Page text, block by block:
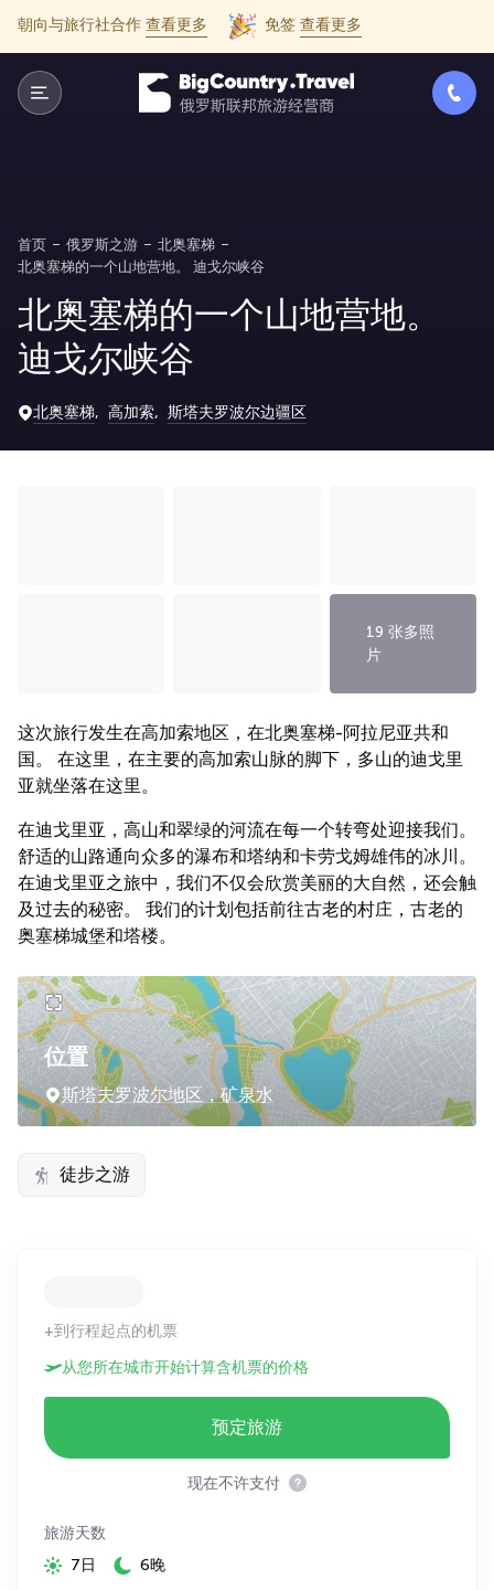
朝向与旅行社合作 查看更多 免签 查看更多
首页 俄罗斯之游
北奥塞梯
北奥塞梯的一个山地营地。 迪戈尔峡谷
北奥塞梯的一个山地营地。
迪戈尔峡谷
北奥塞梯 高加索 斯塔夫罗波尔边疆区
19 张多照
片
这次旅行发生在高加索地区，在北奥塞梯-阿拉尼亚共和
国。 在这里，在主要的高加索山脉的脚下，多山的迪戈里
亚就坐落在这里。
在迪戈里亚，高山和翠绿的河流在每一个转弯处迎接我们。
舒适的山路通向众多的瀑布和塔纳和卡劳戈姆雄伟的冰川。
在迪戈里亚之旅中，我们不仅会欣赏美丽的大自然，还会触
及过去的秘密。 我们的计划包括前往古老的村庄，古老的
奥塞梯城堡和塔楼。
位置
斯塔夫罗波尔地区，矿泉水
徒步之游
+到行程起点的机票
从您所在城市开始计算含机票的价格
预定旅游
现在不许支付
旅游天数
7日
6晚